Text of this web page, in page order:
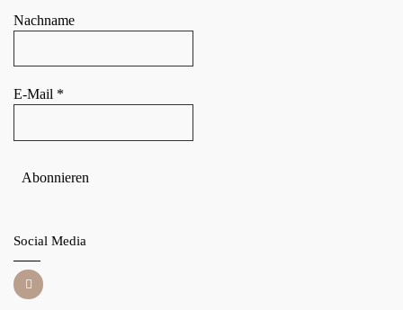
Nachname
E-Mail *
Social Media